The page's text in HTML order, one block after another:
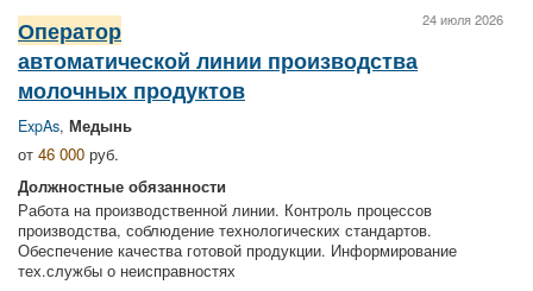
24 июля 2026
Оператор
автоматической линии производства
молочных продуктов
ExpAs, Медынь
от 46 000 руб.
Должностные обязанности
Работа на производственной линии. Контроль процессов
производства, соблюдение технологических стандартов.
Обеспечение качества готовой продукции. Информирование
тех.службы о неисправностях